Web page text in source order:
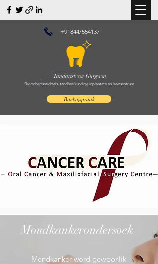
+918447554137
Tandartsboog Gurgaon
Skoonheidsmiddels, tandheelkundige inplantate en lasersentrum
Boekafspraak
Mondkankerondersoek
Mondkanker word gewoonlik